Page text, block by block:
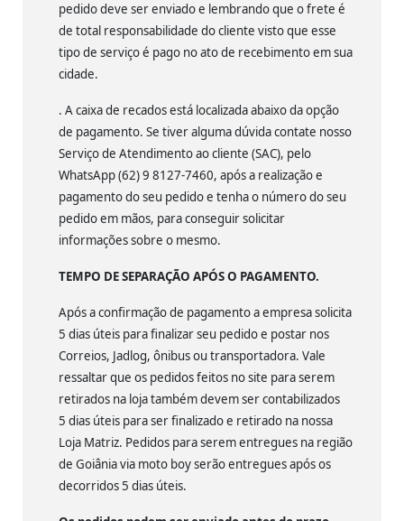
pedido deve ser enviado e lembrando que o frete é
de total responsabilidade do cliente visto que esse
tipo de serviço é pago no ato de recebimento em sua
cidade.
. A caixa de recados está localizada abaixo da opção
de pagamento. Se tiver alguma dúvida contate nosso
Serviço de Atendimento ao cliente (SAC), pelo
WhatsApp (62) 9 8127-7460, após a realização e
pagamento do seu pedido e tenha o número do seu
pedido em mãos, para conseguir solicitar
informações sobre o mesmo.
TEMPO DE SEPARAÇÃO APÓS O PAGAMENTO.
Após a confirmação de pagamento a empresa solicita
5 dias úteis para finalizar seu pedido e postar nos
Correios, Jadlog, ônibus ou transportadora. Vale
ressaltar que os pedidos feitos no site para serem
retirados na loja também devem ser contabilizados
5 dias úteis para ser finalizado e retirado na nossa
Loja Matriz. Pedidos para serem entregues na região
de Goiânia via moto boy serão entregues após os
decorridos 5 dias úteis.